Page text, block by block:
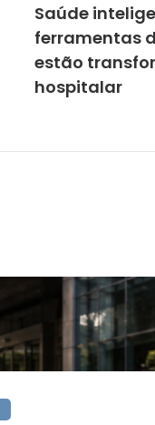
Saúde
ferramentas
estão
hospitalar